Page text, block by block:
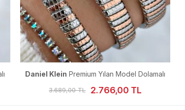
Daniel KleinPremium Yılan Model Dolamalı
Kadın Kol Saati 23 mm
3.689,00 TL 2.766,00 TL